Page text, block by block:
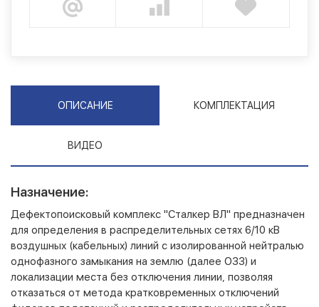
ОПИСАНИЕ КОМПЛЕКТАЦИЯ
ВИДЕО
Назначение:
Дефектопоисковый комплекс "Сталкер ВЛ" предназначен
для определения в распределительных сетях 6/10 кВ
воздушных (кабельных) линий с изолированной нейтралью
однофазного замыкания на землю (далее ОЗЗ) и
локализации места без отключения линии, позволяя
отказаться от метода кратковременных отключений